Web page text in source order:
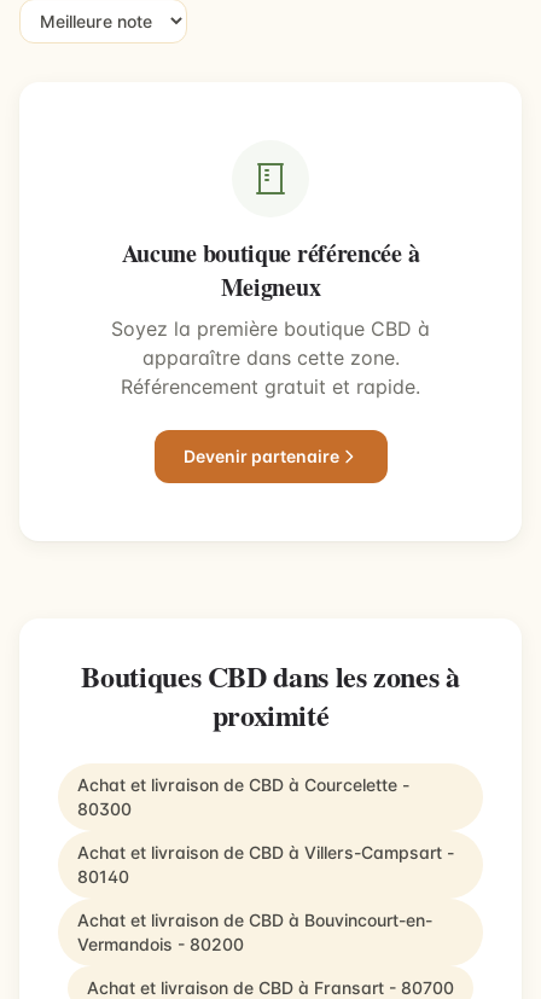
Aucune boutique référencée à
Meigneux
Soyez la première boutique CBD à
apparaître dans cette zone.
Référencement gratuit et rapide.
Devenir partenaire
Boutiques CBD dans les zones à
proximité
Achat et livraison de CBD à Courcelette -
80300
Achat et livraison de CBD à Villers-Campsart -
80140
Achat et livraison de CBD à Bouvincourt-en-
Vermandois - 80200
Achat et livraison de CBD à Fransart - 80700